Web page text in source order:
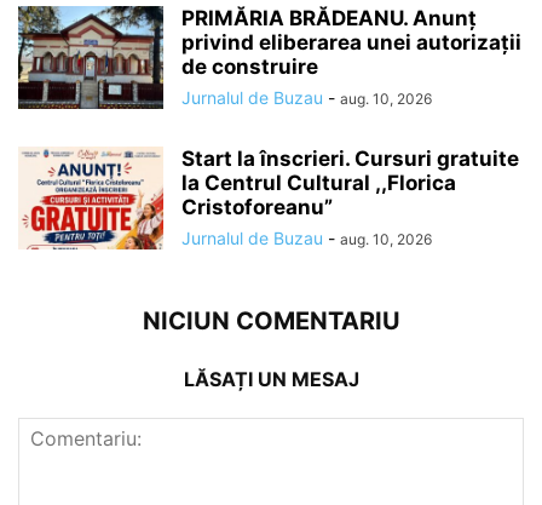
PRIMĂRIA BRĂDEANU. Anunț
privind eliberarea unei autorizații
de construire
Jurnalul de Buzau - aug. 10, 2026
Start la înscrieri. Cursuri gratuite
la Centrul Cultural ,,Florica
Cristoforeanu”
Jurnalul de Buzau - aug. 10, 2026
NICIUN COMENTARIU
LĂSAȚI UN MESAJ